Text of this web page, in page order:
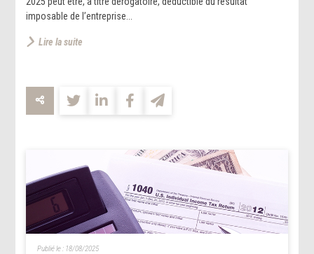
imposable de l’entreprise...
Lire la suite
Publié le : 18/08/2025